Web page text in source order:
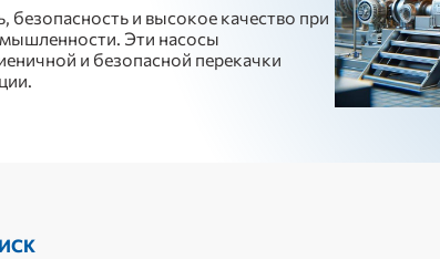
и высокое качество при
Эти насосы
и безопасной перекачки